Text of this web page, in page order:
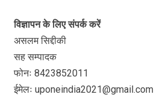
विज्ञापन के लिए संपर्क करें
असलम सिद्दीकी
सह सम्पादक
फोनः 8423852011
ईमेलः uponeindia2021@gmail.com